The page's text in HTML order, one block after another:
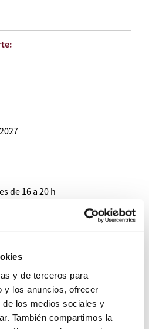
y de terceros para
y los anuncios, ofrecer
los medios sociales y
También compartimos la
de 16 a 20 h
de la Fundación URV
112 - Reus